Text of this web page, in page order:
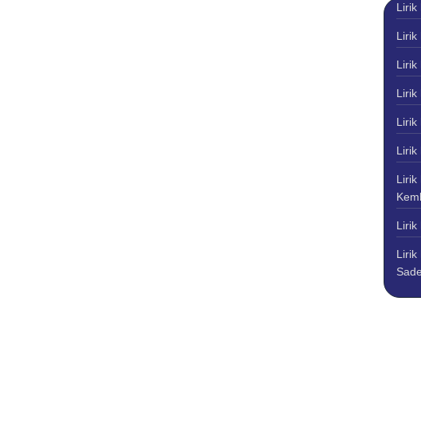
Lirik
Lirik
Lirik
Lirik
Lirik
Lirik
Lirik
Lirik
Lirik